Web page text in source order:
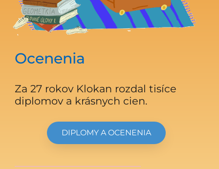
Ocenenia
Za 27 rokov Klokan rozdal tisíce
diplomov a krásnych cien.
DIPLOMY A OCENENIA